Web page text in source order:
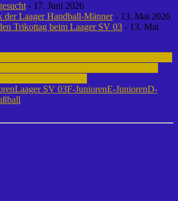
- 17. Juni 2026
der Laager Handball-Männer- 13. Mai 2026
Trikottag beim Laager SV 03 - 13. Mai
Laager SV 03F-JuniorenE-JuniorenD-